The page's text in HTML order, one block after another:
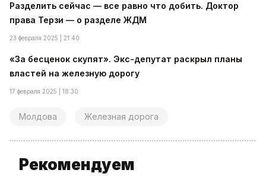
Разделить сейчас — все равно что добить. Доктор
права Терзи — о разделе ЖДМ
23 февраля 2025 | 21:40
«За бесценок скупят». Экс-депутат раскрыл планы
властей на железную дорогу
17 февраля 2025 | 18:30
Молдова Железная дорога
Рекомендуем